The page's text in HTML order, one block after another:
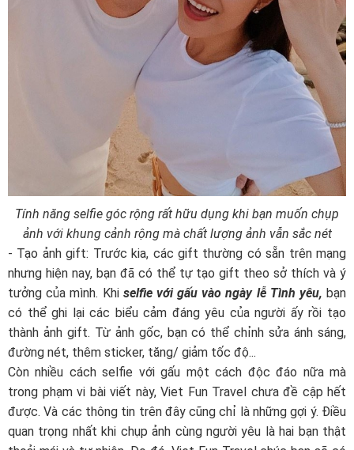
Tính năng selfie góc rộng rất hữu dụng khi bạn muốn chụp
ảnh với khung cảnh rộng mà chất lượng ảnh vẫn sắc nét
- Tạo ảnh gift: Trước kia, các gift thường có sẵn trên mạng
nhưng hiện nay, bạn đã có thể tự tạo gift theo sở thích và ý
tưởng của mình. Khi selfie với gấu vào ngày lễ Tình yêu, bạn
có thể ghi lại các biểu cảm đáng yêu của người ấy rồi tạo
thành ảnh gift. Từ ảnh gốc, bạn có thể chỉnh sửa ánh sáng,
đường nét, thêm sticker, tăng/ giảm tốc độ...
Còn nhiều cách selfie với gấu một cách độc đáo nữa mà
trong phạm vi bài viết này, Viet Fun Travel chưa đề cập hết
được. Và các thông tin trên đây cũng chỉ là những gợi ý. Điều
quan trọng nhất khi chụp ảnh cùng người yêu là hai bạn thật